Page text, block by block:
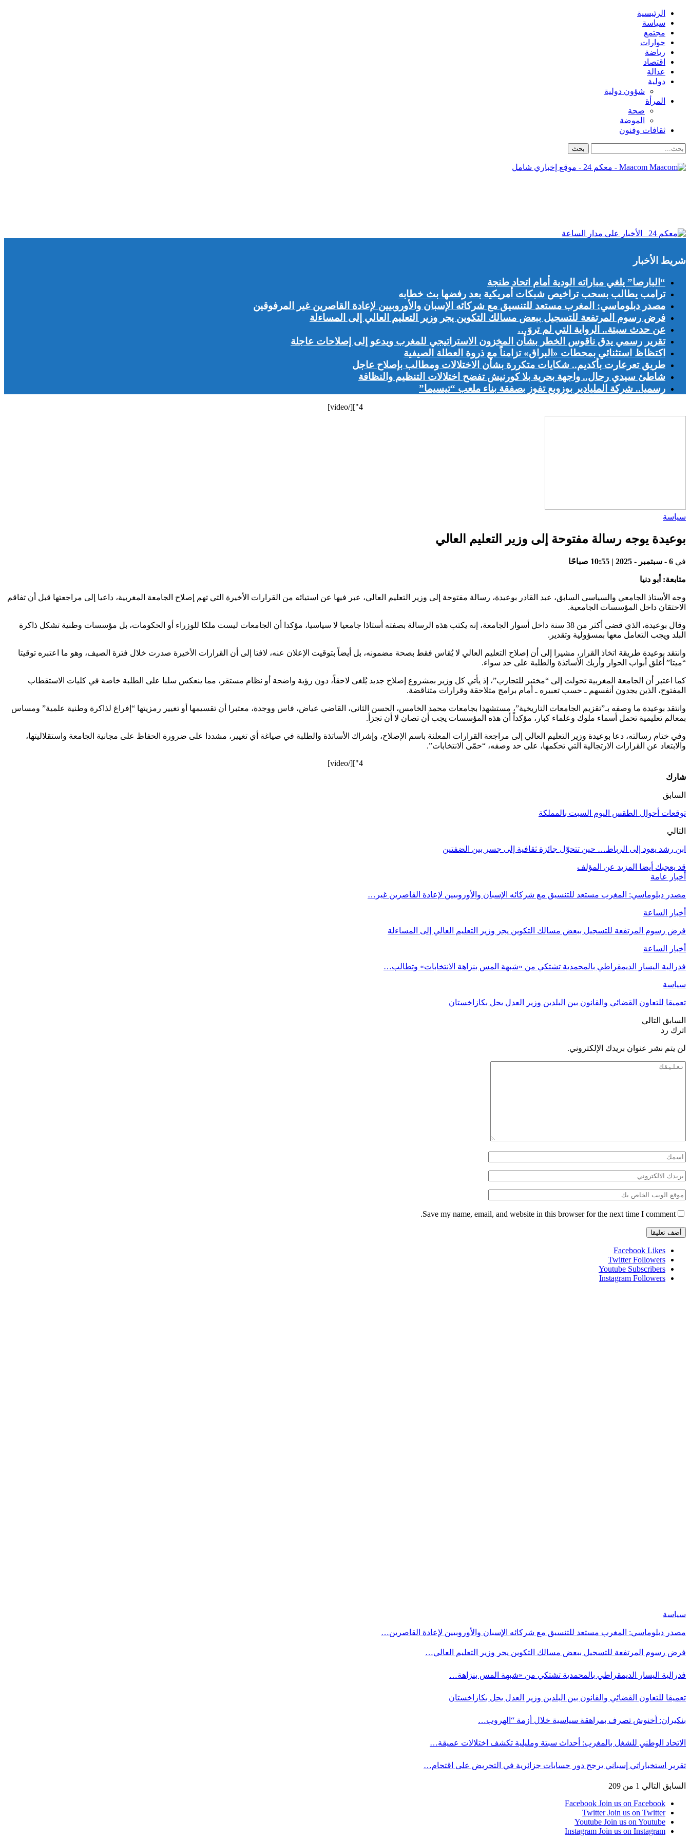
الرئيسية
سياسة
مجتمع
حوارات
رياضة
اقتصاد
عدالة
دولية
شؤون دولية
المرأة
صحة
الموضة
ثقافات وفنون
Maacom - معكم 24 - موقع إخباري شامل
شريط الأخبار
“البارصا” يلغي مباراته الودية أمام اتحاد طنجة
ترامب يطالب بسحب تراخيص شبكات أمريكية بعد رفضها بث خطابه
مصدر دبلوماسي: المغرب مستعد للتنسيق مع شركائه الإسبان والأوروبيين لإعادة القاصرين غير المرفوقين
فرض رسوم المرتفعة للتسجيل ببعض مسالك التكوين يجر وزير التعليم العالي إلى المساءلة
عن حدث سبتة.. الرواية التي لم تروَ…
تقرير رسمي يدق ناقوس الخطر بشأن المخزون الاستراتيجي للمغرب ويدعو إلى إصلاحات عاجلة
اكتظاظ استثنائي بمحطات «البراق» تزامناً مع ذروة العطلة الصيفية
طريق تعرعارت بأكديم.. شكايات متكررة بشأن الاختلالات ومطالب بإصلاح عاجل
شاطئ سيدي رحال.. واجهة بحرية بلا كورنيش تفضح اختلالات التنظيم والنظافة
رسميا.. شركة المليادير بوزوبع تفوز بصفقة بناء ملعب “تيسيما”
4"][/video]
سياسة
بوعيدة يوجه رسالة مفتوحة إلى وزير التعليم العالي
في 6 - سبتمبر - 2025 | 10:55 صباحًا
متابعة: أبو دنيا
وجه الأستاذ الجامعي والسياسي السابق، عبد القادر بوعيدة، رسالة مفتوحة إلى وزير التعليم العالي، عبر فيها عن استيائه من القرارات الأخيرة التي تهم إصلاح الجامعة المغربية، داعيا إلى مراجعتها قبل أن تفاقم
الاحتقان داخل المؤسسات الجامعية.
وقال بوعيدة، الذي قضى أكثر من 38 سنة داخل أسوار الجامعة، إنه يكتب هذه الرسالة بصفته أستاذا جامعيا لا سياسيا، مؤكدا أن الجامعات ليست ملكا للوزراء أو الحكومات، بل مؤسسات وطنية تشكل ذاكرة
البلد ويجب التعامل معها بمسؤولية وتقدير.
وانتقد بوعيدة طريقة اتخاذ القرار، مشيرا إلى أن إصلاح التعليم العالي لا يُقاس فقط بصحة مضمونه، بل أيضاً بتوقيت الإعلان عنه، لافتا إلى أن القرارات الأخيرة صدرت خلال فترة الصيف، وهو ما اعتبره توقيتا
“ميتا” أغلق أبواب الحوار وأربك الأساتذة والطلبة على حد سواء.
كما اعتبر أن الجامعة المغربية تحولت إلى “مختبر للتجارب”، إذ يأتي كل وزير بمشروع إصلاح جديد يُلغى لاحقاً، دون رؤية واضحة أو نظام مستقر، مما ينعكس سلبا على الطلبة خاصة في كليات الاستقطاب
المفتوح، الذين يجدون أنفسهم ـ حسب تعبيره ـ أمام برامج متلاحقة وقرارات متناقضة.
وانتقد بوعيدة ما وصفه بـ”تقزيم الجامعات التاريخية”، مستشهدا بجامعات محمد الخامس، الحسن الثاني، القاضي عياض، فاس ووجدة، معتبرا أن تقسيمها أو تغيير رمزيتها “إفراغ لذاكرة وطنية علمية” ومساس
بمعالم تعليمية تحمل أسماء ملوك وعلماء كبار، مؤكداً أن هذه المؤسسات يجب أن تصان لا أن تجزأ.
وفي ختام رسالته، دعا بوعيدة وزير التعليم العالي إلى مراجعة القرارات المعلنة باسم الإصلاح، وإشراك الأساتذة والطلبة في صياغة أي تغيير، مشددا على ضرورة الحفاظ على مجانية الجامعة واستقلاليتها،
والابتعاد عن القرارات الارتجالية التي تحكمها، على حد وصفه، “حمّى الانتخابات”.
4"][/video]
شارك
السابق
توقعات أحوال الطقس اليوم السبت بالمملكة
التالي
ابن رشد يعود إلى الرباط… حين تتحوّل جائزة ثقافية إلى جسر بين الضفتين
قد يعجبك أيضا المزيد عن المؤلف
أخبار عامة
مصدر دبلوماسي: المغرب مستعد للتنسيق مع شركائه الإسبان والأوروبيين لإعادة القاصرين غير…
أخبار الساعة
فرض رسوم المرتفعة للتسجيل ببعض مسالك التكوين يجر وزير التعليم العالي إلى المساءلة
أخبار الساعة
فدرالية اليسار الديمقراطي بالمحمدية تشتكي من «شبهة المس بنزاهة الانتخابات» وتطالب…
سياسة
تعميقا للتعاون القضائي والقانون بين البلدين وزير العدل يحل بكازاخستان
السابق التالي
اترك رد
لن يتم نشر عنوان بريدك الإلكتروني.
Save my name, email, and website in this browser for the next time I comment.
Facebook Likes
Twitter Followers
Youtube Subscribers
Instagram Followers
سياسة
مصدر دبلوماسي: المغرب مستعد للتنسيق مع شركائه الإسبان والأوروبيين لإعادة القاصرين…
فرض رسوم المرتفعة للتسجيل ببعض مسالك التكوين يجر وزير التعليم العالي…
فدرالية اليسار الديمقراطي بالمحمدية تشتكي من «شبهة المس بنزاهة…
تعميقا للتعاون القضائي والقانون بين البلدين وزير العدل يحل بكازاخستان
بنكيران: أخنوش تصرف بمراهقة سياسية خلال أزمة “الهروب…
الاتحاد الوطني للشغل بالمغرب: أحداث سبتة ومليلية تكشف اختلالات عميقة…
تقرير استخباراتي إسباني يرجح دور حسابات جزائرية في التحريض على اقتحام…
السابق التالي 1 من 209
Facebook Join us on Facebook
Twitter Join us on Twitter
Youtube Join us on Youtube
Instagram Join us on Instagram